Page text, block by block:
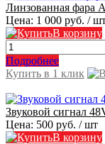
Линзованная фара
Цена: 1 000 руб. /
В корзину
Подробнее
Купить в 1 клик
Звуковой сигнал
Цена: 500 руб. / шт
В корзину